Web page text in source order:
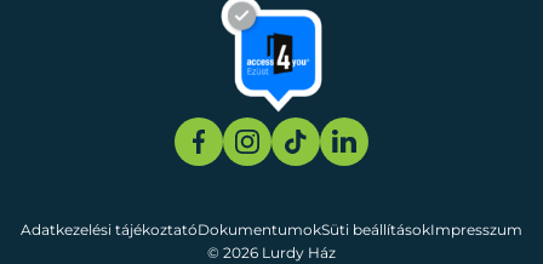
© 2026 Lurdy Ház
Adatkezelési tájékoztatóDokumentumokSüti beállításokImpresszum